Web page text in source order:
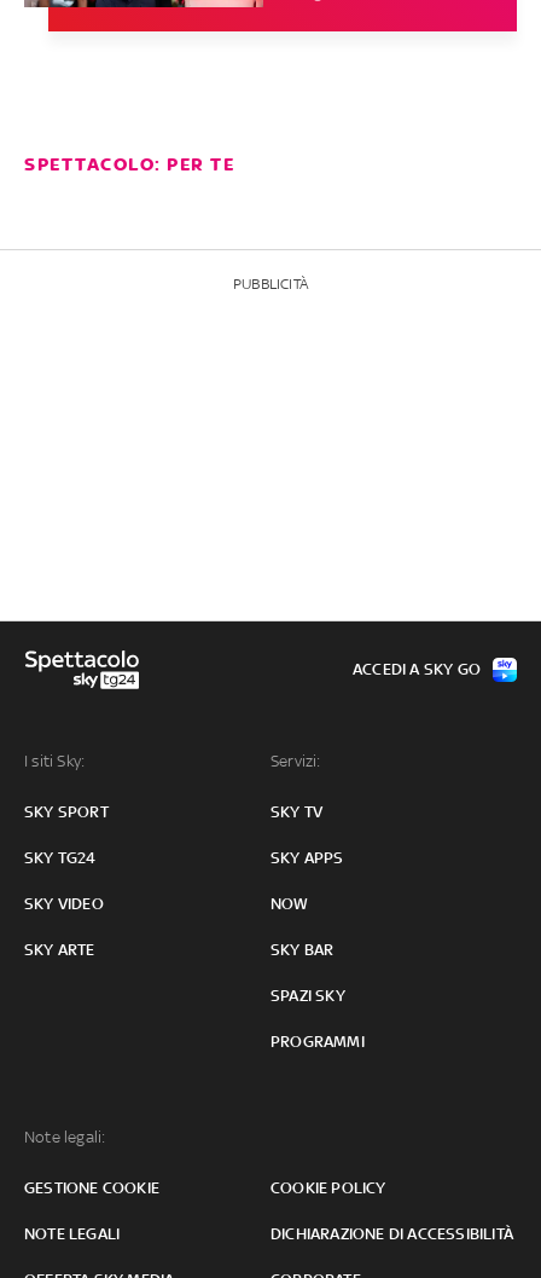
SPETTACOLO: PER TE
PUBBLICITÀ
I siti Sky:
SKY SPORT
SKY TG24
SKY VIDEO
SKY ARTE
Servizi:
SKY TV
SKY APPS
NOW
SKY BAR
SPAZI SKY
PROGRAMMI
Note legali:
GESTIONE COOKIE COOKIE POLICY
NOTE LEGALI DICHIARAZIONE DI ACCESSIBILITÀ
ACCEDI A SKY GO